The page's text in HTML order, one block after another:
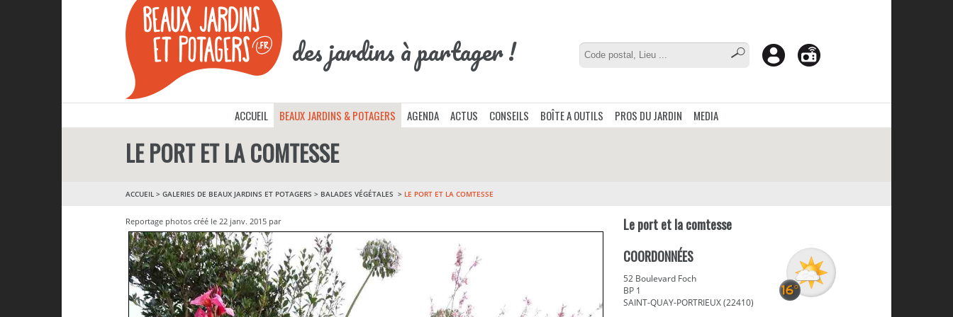
des jardins à partager !
ACCUEIL BEAUX JARDINS & POTAGERS AGENDA ACTUS CONSEILS BOÎTE A OUTILS PROS DU JARDIN MEDIA
LE PORT ET LA COMTESSE
ACCUEIL > GALERIES DE BEAUX JARDINS ET POTAGERS > BALADES VÉGÉTALES LE PORT ET LA COMTESSE
Reportage photos créé le 22 janv. 2015 par
Le port et la comtesse
COORDONNÉES
52 Boulevard Foch
BP 1
SAINT-QUAY-PORTRIEUX (22410)